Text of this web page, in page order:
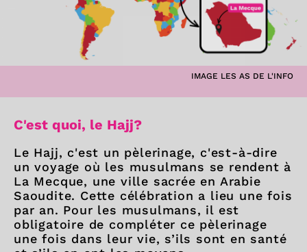
IMAGE LES AS DE L'INFO
C'est quoi, le Hajj?
Le Hajj, c'est un pèlerinage, c'est-à-dire
un voyage où les musulmans se rendent à
La Mecque, une ville sacrée en Arabie
Saoudite. Cette célébration a lieu une fois
par an. Pour les musulmans, il est
obligatoire de compléter ce pèlerinage
une fois dans leur vie, s’ils sont en santé